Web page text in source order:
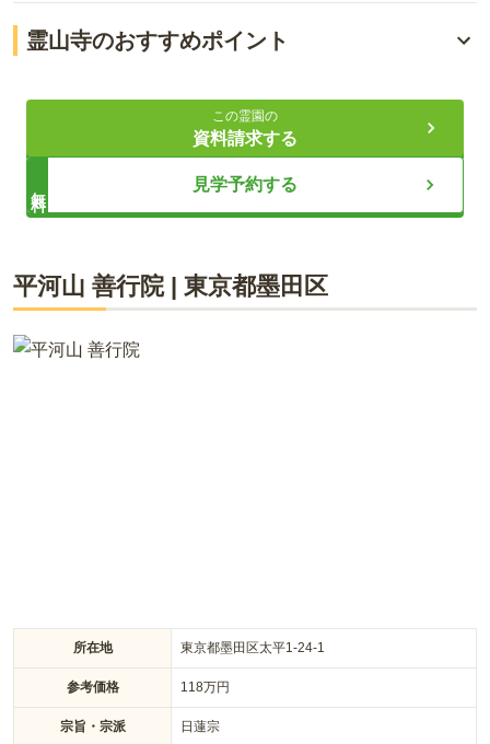
霊山寺のおすすめポイント
「錦糸町駅」から徒歩12分
僧侶の学び舎としての由緒ある歴史
ご年配の方でも歩きやすい平坦な墓域
駅からは徒歩10分、駐車場も完備とアクセスの良さが売りのひ
とつです。また、永代供養も出来るので、後継者のいない方で
この霊園の
資料請求する
見学予約する
平河山 善行院| 東京都墨田区
所在地 東京都墨田区太平1-24-1
参考価格 118万円
宗旨・宗派 日蓮宗